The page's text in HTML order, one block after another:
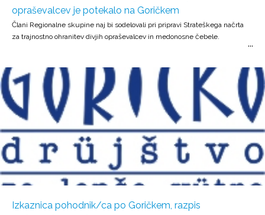
opraševalcev je potekalo na Goričkem
Člani Regionalne skupine naj bi sodelovali pri pripravi Strateškega načrta
za trajnostno ohranitev divjih opraševalcev in medonosne čebele.
Izkaznica pohodnik/ca po Goričkem, razpis